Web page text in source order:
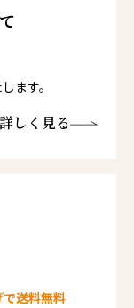
ます。
詳しく見る
送料無料